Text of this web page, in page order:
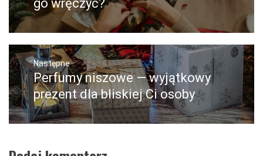
go wręczyć?
Następne
Następny
post:
Perfumy niszowe — wyjątkowy
prezent dla bliskiej Ci osoby